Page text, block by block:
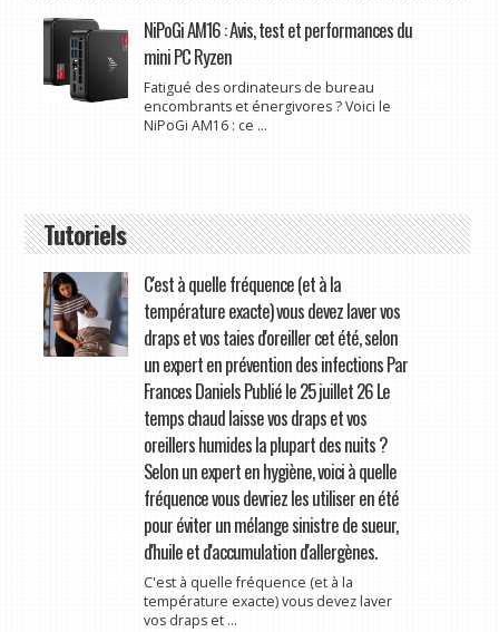
NiPoGi AM16 : Avis, test et performances du
mini PC Ryzen
Fatigué des ordinateurs de bureau
encombrants et énergivores ? Voici le
NiPoGi AM16 : ce ...
Tutoriels
C'est à quelle fréquence (et à la
température exacte) vous devez laver vos
draps et vos taies d'oreiller cet été, selon
un expert en prévention des infections Par
Frances Daniels Publié le 25 juillet 26 Le
temps chaud laisse vos draps et vos
oreillers humides la plupart des nuits ?
Selon un expert en hygiène, voici à quelle
fréquence vous devriez les utiliser en été
pour éviter un mélange sinistre de sueur,
d'huile et d'accumulation d'allergènes.
C'est à quelle fréquence (et à la
température exacte) vous devez laver
vos draps et ...